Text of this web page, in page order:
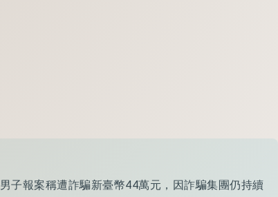
子報案稱遭詐騙新臺幣44萬元，因詐騙集團仍持續